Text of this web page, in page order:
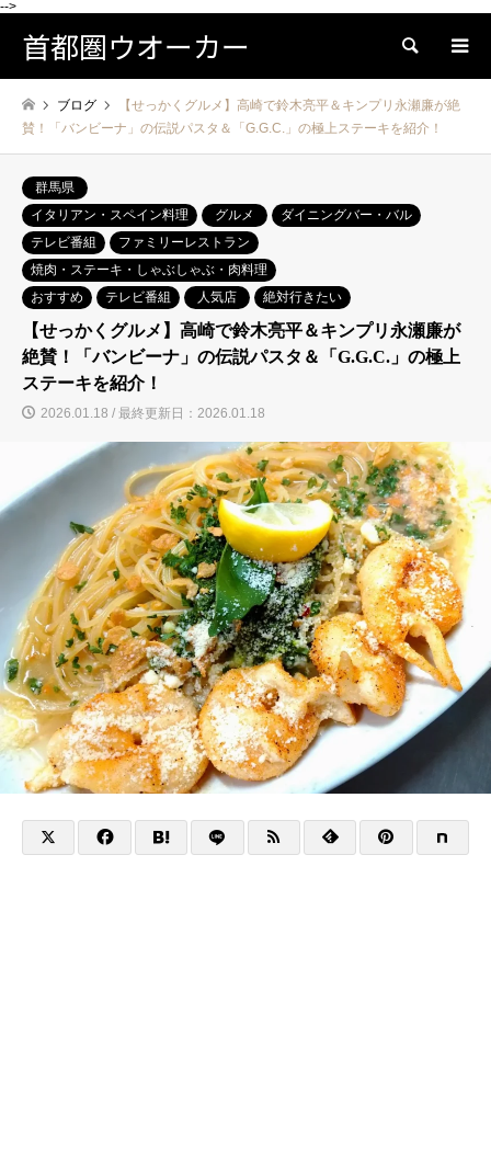
-->
首都圏ウオーカー 検索
ブログ
【せっかくグルメ】高崎で鈴木亮平＆キンプリ永瀬廉が絶
賛！「バンビーナ」の伝説パスタ＆「G.G.C.」の極上ステーキを紹介！
群馬県
イタリアン・スペイン料理
グルメ
ダイニングバー・バル
テレビ番組
ファミリーレストラン
焼肉・ステーキ・しゃぶしゃぶ・肉料理
おすすめ
テレビ番組 人気店 絶対行きたい
【せっかくグルメ】高崎で鈴木亮平＆キンプリ永瀬廉が
絶賛！「バンビーナ」の伝説パスタ＆「G.G.C.」の極上
ステーキを紹介！
2026.01.18 / 最終更新日：2026.01.18